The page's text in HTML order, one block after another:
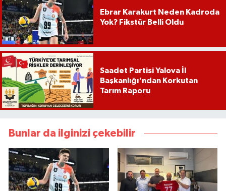
Ebrar Karakurt Neden Kadroda
Yok? Fikstür Belli Oldu
Saadet Partisi Yalova İl
Başkanlığı'ndan Korkutan
Tarım Raporu
Bunlar da ilginizi çekebilir